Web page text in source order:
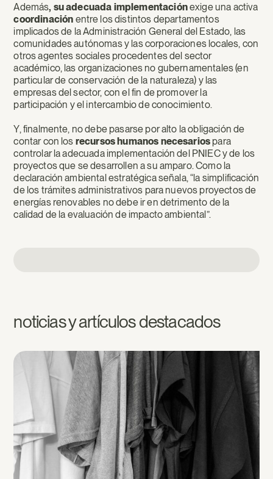
Además, su adecuada implementaciónexige una activa
coordinación entre los distintos departamentos
implicados de la Administración General del Estado, las
comunidades autónomas y las corporaciones locales, con
otros agentes sociales procedentes del sector
académico, las organizaciones no gubernamentales (en
particular de conservación de la naturaleza) y las
empresas del sector, con el fin de promover la
participación y el intercambio de conocimiento.
Y, finalmente, no debe pasarse por alto la obligación de
contar con los recursos humanos necesarios para
controlar la adecuada implementación del PNIEC y de los
proyectos que se desarrollen a su amparo. Como la
declaración ambiental estratégica señala, “la simplificación
de los trámites administrativos para nuevos proyectos de
energías renovables no debe ir en detrimento de la
calidad de la evaluación de impacto ambiental”.
noticias y artículos destacados